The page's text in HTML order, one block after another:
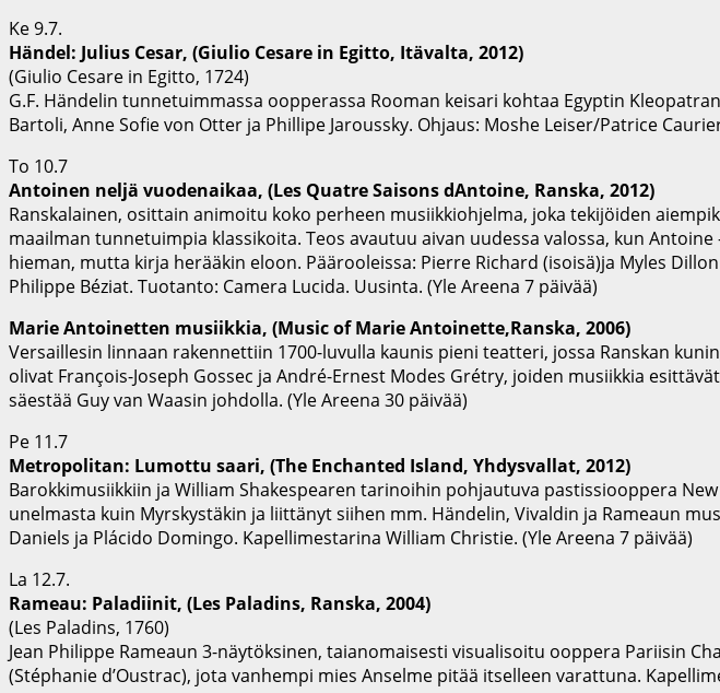
Ke 9.7.
Händel: Julius Cesar, (Giulio Cesare in Egitto, Itävalta, 2012)
(Giulio Cesare in Egitto, 1724)
G.F. Händelin tunnetuimmassa oopperassa Rooman keisari kohtaa Egyptin
Bartoli, Anne Sofie von Otter ja Phillipe Jaroussky. Ohjaus: Moshe Leiser/Patrice
To 10.7
Antoinen neljä vuodenaikaa, (Les Quatre Saisons dAntoine, Ranska, 2012)
Ranskalainen, osittain animoitu koko perheen musiikkiohjelma, joka tekijöiden
maailman tunnetuimpia klassikoita. Teos avautuu aivan uudessa valossa, kun
hieman, mutta kirja herääkin eloon. Päärooleissa: Pierre Richard (isoisä)ja Myles
Philippe Béziat. Tuotanto: Camera Lucida. Uusinta. (Yle Areena 7 päivää)
Marie Antoinetten musiikkia, (Music of Marie Antoinette,Ranska, 2006)
Versaillesin linnaan rakennettiin 1700-luvulla kaunis pieni teatteri, jossa Ranskan
olivat François-Joseph Gossec ja André-Ernest Modes Grétry, joiden musiikkia
säestää Guy van Waasin johdolla. (Yle Areena 30 päivää)
Pe 11.7
Metropolitan: Lumottu saari, (The Enchanted Island, Yhdysvallat, 2012)
Barokkimusiikkiin ja William Shakespearen tarinoihin pohjautuva pastissiooppera
unelmasta kuin Myrskystäkin ja liittänyt siihen mm. Händelin, Vivaldin ja Rameaun
Daniels ja Plácido Domingo. Kapellimestarina William Christie. (Yle Areena 7 päivää)
La 12.7.
Rameau: Paladiinit, (Les Paladins, Ranska, 2004)
(Les Paladins, 1760)
Jean Philippe Rameaun 3-näytöksinen, taianomaisesti visualisoitu ooppera Pariisin
(Stéphanie d’Oustrac), jota vanhempi mies Anselme pitää itselleen varattuna.